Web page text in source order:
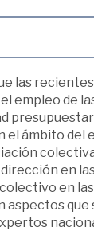
las
empleo de
ámbito del
en
en